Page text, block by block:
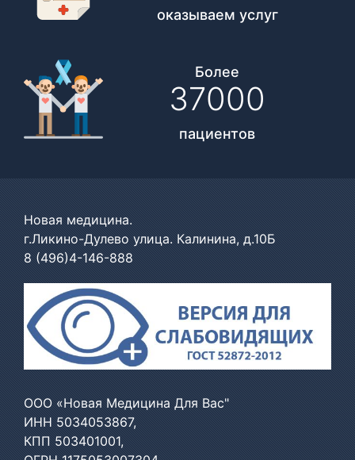
оказываем услуг
Более
37000
пациентов
Новая медицина.
г.Ликино-Дулево улица. Калинина, д.10Б
8 (496)4-146-888
ООО «Новая Медицина Для Вас"
ИНН 5034053867,
КПП 503401001,